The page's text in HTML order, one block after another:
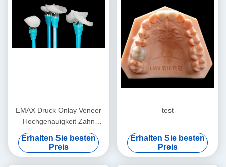
EMAX Druck Onlay Veneer
Hochgenauigkeit Zahn
Veneer Ausgezeichnete
Passform
Erhalten Sie besten
Preis
test
Erhalten Sie besten
Preis